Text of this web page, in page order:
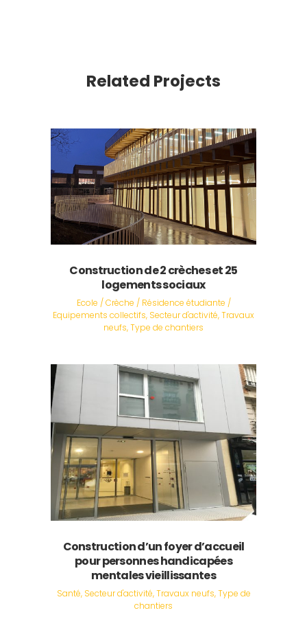
Related Projects
Construction de 2 crèches et 25
logements sociaux
Ecole / Crèche / Résidence étudiante /
Equipements collectifs, Secteur d'activité, Travaux
neufs, Type de chantiers
Construction d’un foyer d’accueil
pour personnes handicapées
mentales vieillissantes
Santé, Secteur d'activité, Travaux neufs, Type de
chantiers